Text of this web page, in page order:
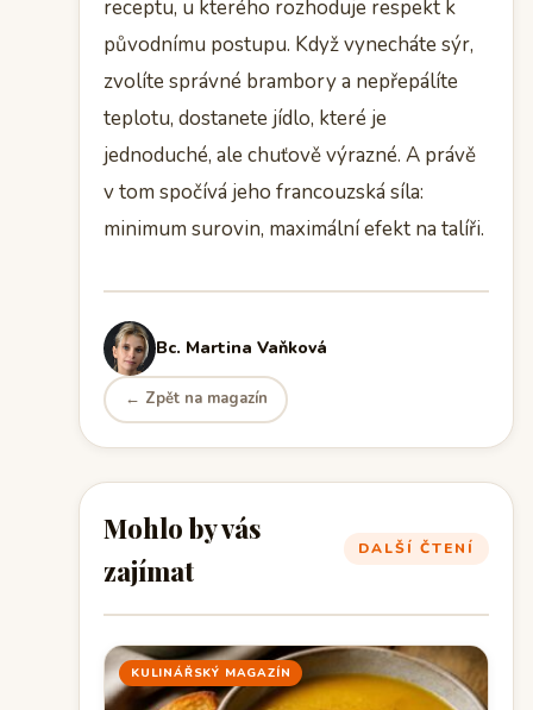
receptu, u kterého rozhoduje respekt k
původnímu postupu. Když vynecháte sýr,
zvolíte správné brambory a nepřepálíte
teplotu, dostanete jídlo, které je
jednoduché, ale chuťově výrazné. A právě
v tom spočívá jeho francouzská síla:
minimum surovin, maximální efekt na talíři.
Bc. Martina Vaňková
← Zpět na magazín
Mohlo by vás
zajímat
DALŠÍ ČTENÍ
KULINÁŘSKÝ MAGAZÍN